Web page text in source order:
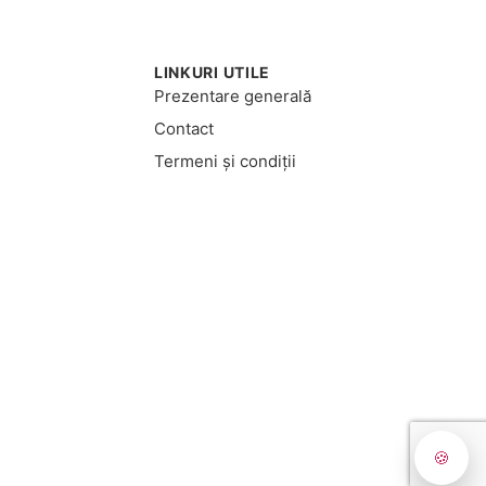
LINKURI UTILE
Prezentare generală
Contact
Termeni și condiții
🍪